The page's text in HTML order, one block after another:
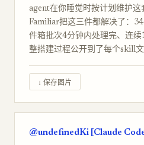
agent在你睡觉时按计划维护这
Familiar把这三件都解决了：
件箱批次4分钟内处理完、连
整搭建过程公开到了每个skill
↓ 保存图片
@undefinedKi [Claude